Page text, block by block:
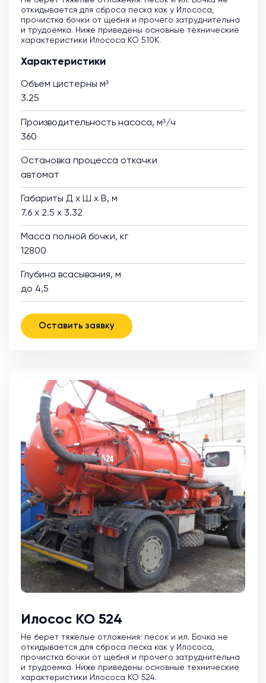
откидывается для сброса песка как у Илососа,
прочистка бочки от щебня и прочего затруднительна
и трудоемка. Ниже приведены основные технические
характеристики Илососа КО 510К.
Характеристики
Объем цистерны м³
3.25
Производительность насоса, м³/ч
360
Остановка процесса откачки
автомат
Габариты Д х Ш х В, м
7.6 х 2.5 х 3.32
Масса полной бочки, кг
12800
Глубина всасывания, м
до 4,5
Оставить заявку
Илосос КО 524
Не берет тяжелые отложения: песок и ил. Бочка не
откидывается для сброса песка как у Илососа,
прочистка бочки от щебня и прочего затруднительна
и трудоемка. Ниже приведены основные технические
характеристики Илососа КО 524.